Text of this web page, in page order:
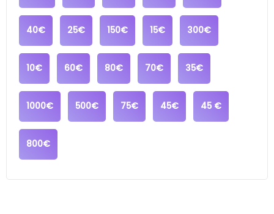
40€ 25€ 150€ 15€ 300€
10€ 60€ 80€ 70€ 35€
1000€ 500€ 75€ 45€ 45 €
800€